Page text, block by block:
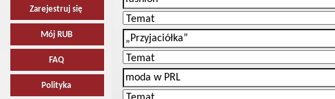
Zarejestruj się
Mój RUB
FAQ
Polityka